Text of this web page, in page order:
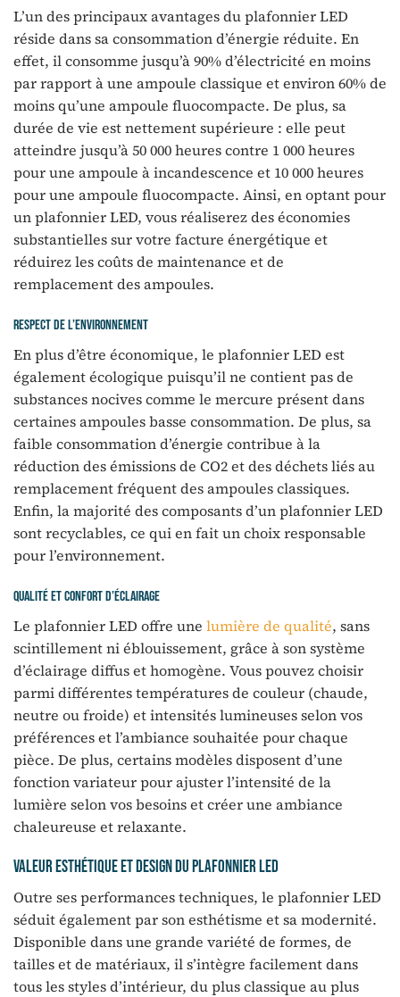
L’un des principaux avantages du plafonnier LED
réside dans sa consommation d’énergie réduite. En
effet, il consomme jusqu’à 90% d’électricité en moins
par rapport à une ampoule classique et environ 60% de
moins qu’une ampoule fluocompacte. De plus, sa
durée de vie est nettement supérieure : elle peut
atteindre jusqu’à 50 000 heures contre 1 000 heures
pour une ampoule à incandescence et 10 000 heures
pour une ampoule fluocompacte. Ainsi, en optant pour
un plafonnier LED, vous réaliserez des économies
substantielles sur votre facture énergétique et
réduirez les coûts de maintenance et de
remplacement des ampoules.
Respect de l’environnement
En plus d’être économique, le plafonnier LED est
également écologique puisqu’il ne contient pas de
substances nocives comme le mercure présent dans
certaines ampoules basse consommation. De plus, sa
faible consommation d’énergie contribue à la
réduction des émissions de CO2 et des déchets liés au
remplacement fréquent des ampoules classiques.
Enfin, la majorité des composants d’un plafonnier LED
sont recyclables, ce qui en fait un choix responsable
pour l’environnement.
Qualité et confort d’éclairage
Le plafonnier LED offre une lumière de qualité, sans
scintillement ni éblouissement, grâce à son système
d’éclairage diffus et homogène. Vous pouvez choisir
parmi différentes températures de couleur (chaude,
neutre ou froide) et intensités lumineuses selon vos
préférences et l’ambiance souhaitée pour chaque
pièce. De plus, certains modèles disposent d’une
fonction variateur pour ajuster l’intensité de la
lumière selon vos besoins et créer une ambiance
chaleureuse et relaxante.
Valeur esthétique et design du plafonnier LED
Outre ses performances techniques, le plafonnier LED
séduit également par son esthétisme et sa modernité.
Disponible dans une grande variété de formes, de
tailles et de matériaux, il s’intègre facilement dans
tous les styles d’intérieur, du plus classique au plus